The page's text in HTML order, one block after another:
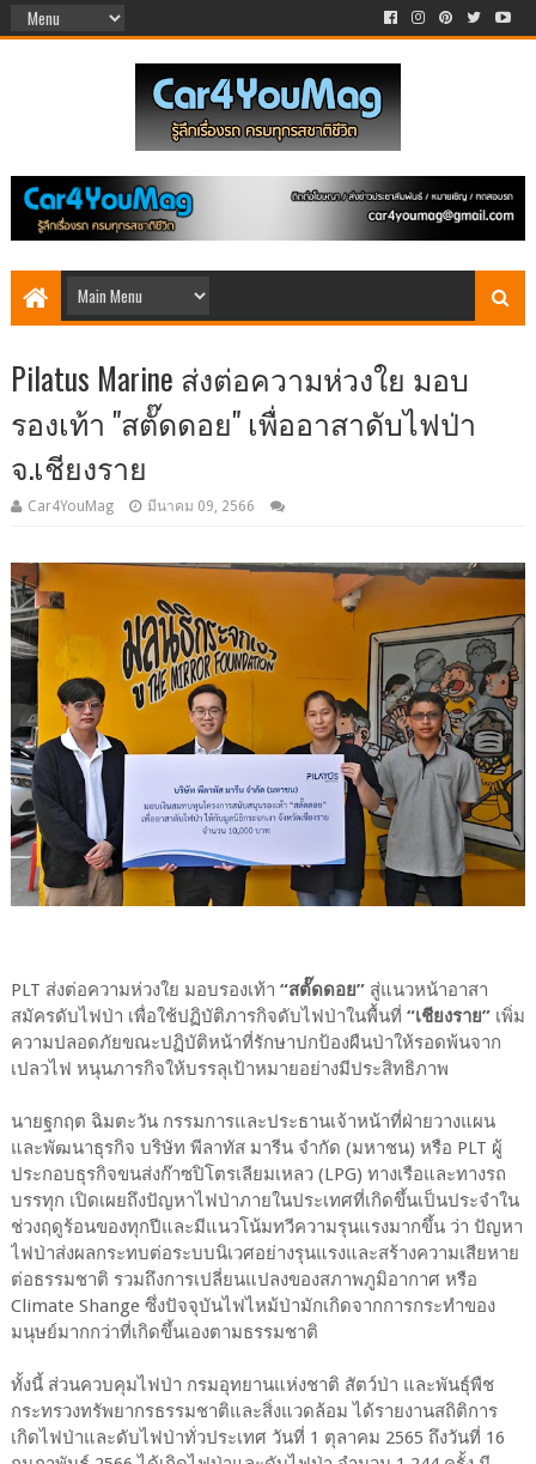
Pilatus Marine ส่งต่อความห่วงใย มอบ
รองเท้า "สตั๊ดดอย" เพื่ออาสาดับไฟป่า
จ.เชียงราย
Car4YouMag มีนาคม 09, 2566
PLT ส่งต่อความห่วงใย มอบรองเท้า “สตั๊ดดอย”สู่แนวหน้าอาสา
สมัครดับไฟป่า เพื่อใช้ปฏิบัติภารกิจดับไฟป่าในพื้นที่ “เชียงราย”เพิ่ม
ความปลอดภัยขณะปฏิบัติหน้าที่รักษาปกป้องผืนป่าให้รอดพ้นจาก
เปลวไฟ หนุนภารกิจให้บรรลุเป้าหมายอย่างมีประสิทธิภาพ
นายฐกฤต ฉิมตะวัน กรรมการและประธานเจ้าหน้าที่ฝ่ายวางแผน
และพัฒนาธุรกิจ บริษัท พีลาทัส มารีน จำกัด (มหาชน) หรือ PLT ผู้
ประกอบธุรกิจขนส่งก๊าซปิโตรเลียมเหลว (LPG) ทางเรือและทางรถ
บรรทุก เปิดเผยถึงปัญหาไฟป่าภายในประเทศที่เกิดขึ้นเป็นประจำใน
ช่วงฤดูร้อนของทุกปีและมีแนวโน้มทวีความรุนแรงมากขึ้น ว่า ปัญหา
ไฟป่าส่งผลกระทบต่อระบบนิเวศอย่างรุนแรงและสร้างความเสียหาย
ต่อธรรมชาติ รวมถึงการเปลี่ยนแปลงของสภาพภูมิอากาศ หรือ
Climate Shange ซึ่งปัจจุบันไฟไหม้ป่ามักเกิดจากการกระทำของ
มนุษย์มากกว่าที่เกิดขึ้นเองตามธรรมชาติ
ทั้งนี้ ส่วนควบคุมไฟป่า กรมอุทยานแห่งชาติ สัตว์ป่า และพันธุ์พืช
กระทรวงทรัพยากรธรรมชาติและสิ่งแวดล้อม ได้รายงานสถิติการ
เกิดไฟป่าและดับไฟป่าทั่วประเทศ วันที่ 1 ตุลาคม 2565 ถึงวันที่ 16